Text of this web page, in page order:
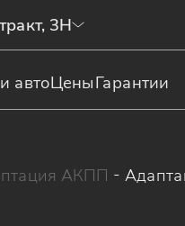
3Н
автоЦеныГарантии
АКПП -